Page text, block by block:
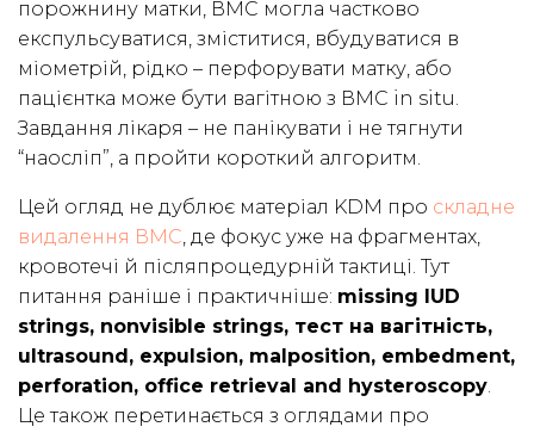
порожнину матки, ВМС могла частково
експульсуватися, зміститися, вбудуватися в
міометрій, рідко – перфорувати матку, або
пацієнтка може бути вагітною з ВМС in situ.
Завдання лікаря – не панікувати і не тягнути
“наосліп”, а пройти короткий алгоритм.
Цей огляд не дублює матеріал KDM про складне
видалення ВМС, де фокус уже на фрагментах,
кровотечі й післяпроцедурній тактиці. Тут
питання раніше і практичніше: missing IUD
strings, nonvisible strings, тест на вагітність,
ultrasound, expulsion, malposition, embedment,
perforation, office retrieval and hysteroscopy.
Це також перетинається з оглядами про